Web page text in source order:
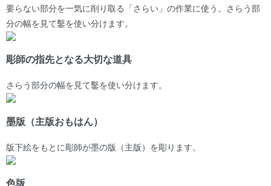
要らない部分を一気に削り取る「さらい」の作業に使う。さらう部
分の幅を見て鑿を使い分けます。
彫師の指先となる大切な道具
さらう部分の幅を見て鑿を使い分けます。
墨版（主版おもはん）
版下絵をもとに彫師が墨の版（主版）を彫ります。
色版